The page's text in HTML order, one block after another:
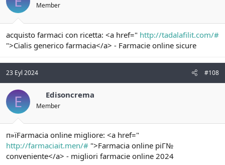
Member
acquisto farmaci con ricetta: <a href=" http://tadalafilit.com/#
">Cialis generico farmacia</a> - Farmacie online sicure
23 Eyl 2024 #108
E Edisoncrema
Member
п»їFarmacia online migliore: <a href="
http://farmaciait.men/# ">Farmacia online piГ№
conveniente</a> - migliori farmacie online 2024